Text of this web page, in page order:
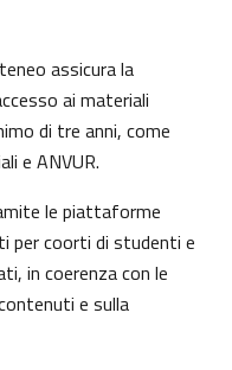
assicura la
ai materiali
di tre anni, come
e ANVUR.
le piattaforme
per coorti di studenti e
in coerenza con le
e sulla